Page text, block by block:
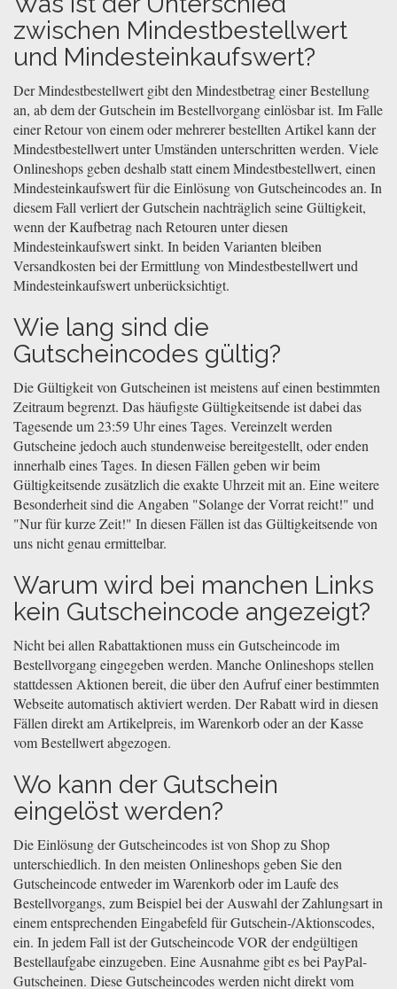
zwischen Mindestbestellwert
und Mindesteinkaufswert?
Der Mindestbestellwert gibt den Mindestbetrag einer Bestellung
an, ab dem der Gutschein im Bestellvorgang einlösbar ist. Im Falle
einer Retour von einem oder mehrerer bestellten Artikel kann der
Mindestbestellwert unter Umständen unterschritten werden. Viele
Onlineshops geben deshalb statt einem Mindestbestellwert, einen
Mindesteinkaufswert für die Einlösung von Gutscheincodes an. In
diesem Fall verliert der Gutschein nachträglich seine Gültigkeit,
wenn der Kaufbetrag nach Retouren unter diesen
Mindesteinkaufswert sinkt. In beiden Varianten bleiben
Versandkosten bei der Ermittlung von Mindestbestellwert und
Mindesteinkaufswert unberücksichtigt.
Wie lang sind die
Gutscheincodes gültig?
Die Gültigkeit von Gutscheinen ist meistens auf einen bestimmten
Zeitraum begrenzt. Das häufigste Gültigkeitsende ist dabei das
Tagesende um 23:59 Uhr eines Tages. Vereinzelt werden
Gutscheine jedoch auch stundenweise bereitgestellt, oder enden
innerhalb eines Tages. In diesen Fällen geben wir beim
Gültigkeitsende zusätzlich die exakte Uhrzeit mit an. Eine weitere
Besonderheit sind die Angaben "Solange der Vorrat reicht!" und
"Nur für kurze Zeit!" In diesen Fällen ist das Gültigkeitsende von
uns nicht genau ermittelbar.
Warum wird bei manchen Links
kein Gutscheincode angezeigt?
Nicht bei allen Rabattaktionen muss ein Gutscheincode im
Bestellvorgang eingegeben werden. Manche Onlineshops stellen
stattdessen Aktionen bereit, die über den Aufruf einer bestimmten
Webseite automatisch aktiviert werden. Der Rabatt wird in diesen
Fällen direkt am Artikelpreis, im Warenkorb oder an der Kasse
vom Bestellwert abgezogen.
Wo kann der Gutschein
eingelöst werden?
Die Einlösung der Gutscheincodes ist von Shop zu Shop
unterschiedlich. In den meisten Onlineshops geben Sie den
Gutscheincode entweder im Warenkorb oder im Laufe des
Bestellvorgangs, zum Beispiel bei der Auswahl der Zahlungsart in
einem entsprechenden Eingabefeld für Gutschein-/Aktionscodes,
ein. In jedem Fall ist der Gutscheincode VOR der endgültigen
Bestellaufgabe einzugeben. Eine Ausnahme gibt es bei PayPal-
Gutscheinen. Diese Gutscheincodes werden nicht direkt vom